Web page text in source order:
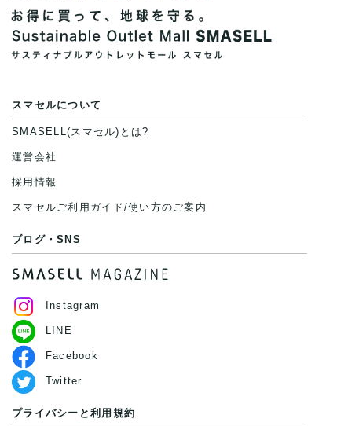
スマセルについて
SMASELL(スマセル)とは?
運営会社
採用情報
スマセルご利用ガイド/使い方のご案内
ブログ・SNS
Instagram
LINE
Facebook
Twitter
プライバシーと利用規約